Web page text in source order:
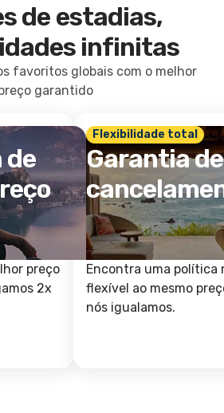
de estadias,
infinitas
favoritos globais com o melhor
garantido
de
preço
2x
Flexibilidade total
Garantia de
Encontra uma política
flexível ao mesmo
nós igualamos.